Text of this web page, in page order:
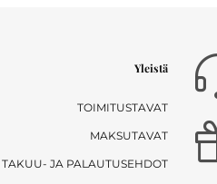
Yleistä
TOIMITUSTAVAT
MAKSUTAVAT
TAKUU- JA PALAUTUSEHDOT